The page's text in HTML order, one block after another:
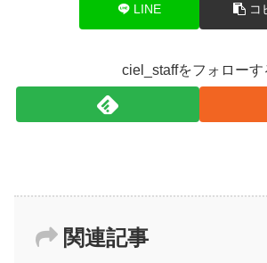
LINE コ
ciel_staffをフォローす
関連記事